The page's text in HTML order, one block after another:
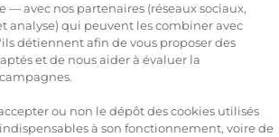
— avec nos partenaires (réseaux sociaux,
analyse) qui peuvent les combiner avec
détiennent afin de vous proposer des
et de nous aider à évaluer la
ou non le dépôt des cookies utilisés
à son fonctionnement, voire de
Axeptio consent
triphasé ?